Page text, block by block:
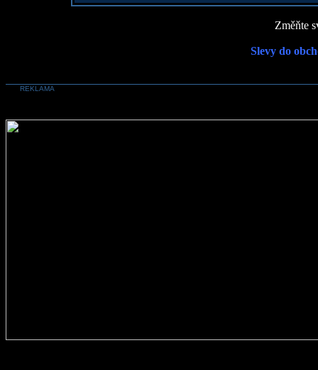
Změňte
Slevy do
REKLAMA